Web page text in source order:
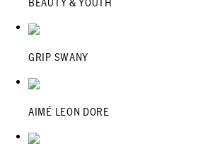
GRIP SWANY
AIMÉ LEON DORE